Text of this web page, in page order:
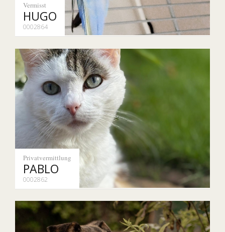
Vermisst
HUGO
0002864
Privatvermittlung
PABLO
0002862